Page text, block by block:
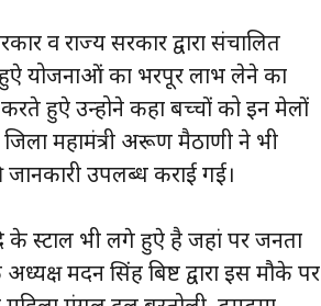
व राज्य सरकार द्वारा संचालित
योजनाओं का भरपूर लाभ लेने का
हुऐ उन्होने कहा बच्चों को इन मेलों
जिला महामंत्री अरूण मैठाणी ने भी
जानकारी उपलब्ध कराई गई।
के स्टाल भी लगे हुऐ है जहां पर जनता
अध्यक्ष मदन सिंह बिष्ट द्वारा इस मौके पर